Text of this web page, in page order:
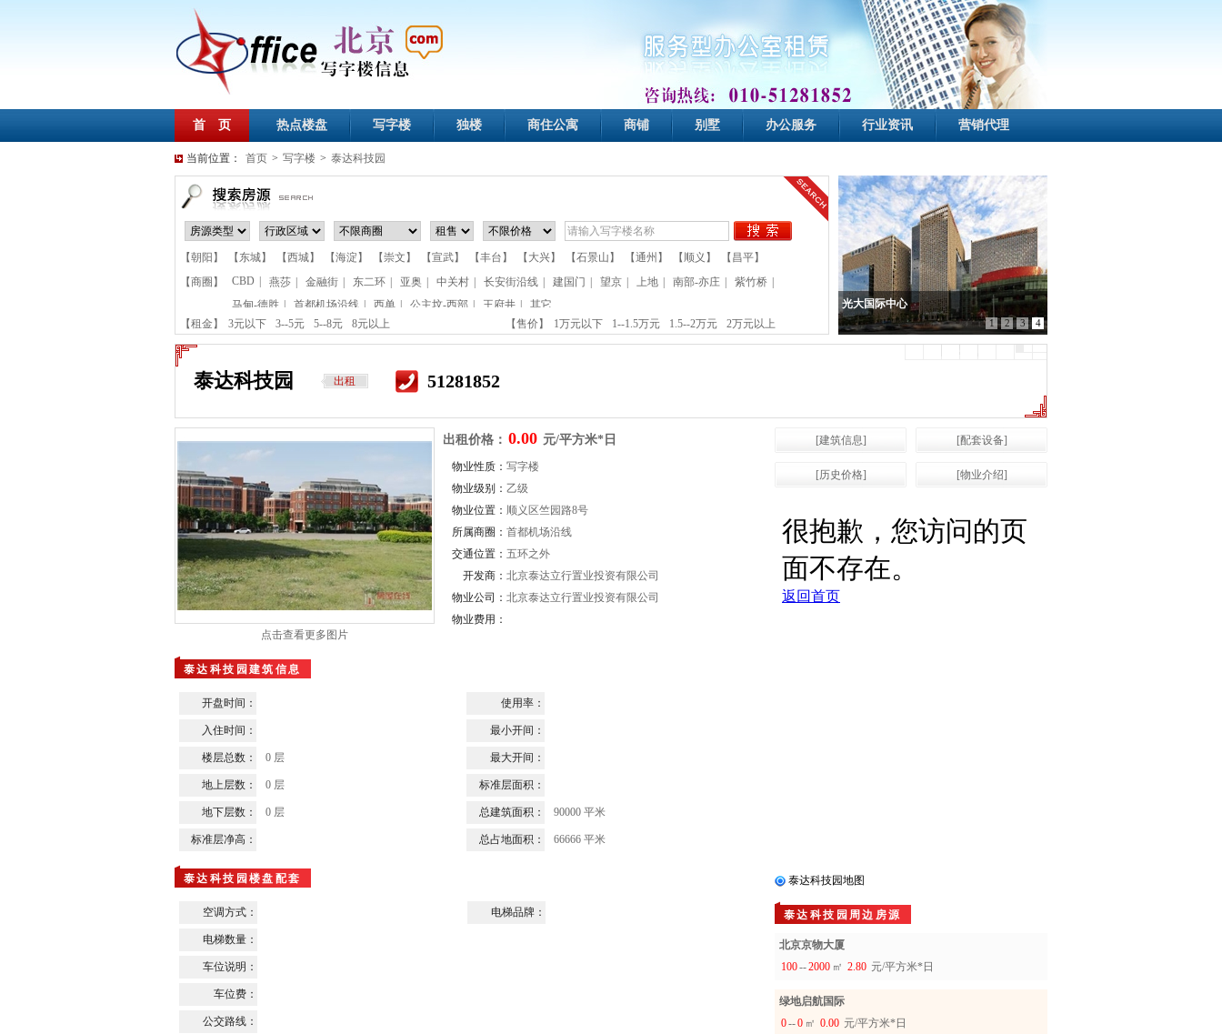
首 页 热点楼盘 写字楼 独楼 商住公寓 商铺 别墅 办公服务 行业资讯 营销代理
当前位置： 首页 > 写字楼 > 泰达科技园
【朝阳】 【东城】 【西城】 【海淀】 【崇文】 【宣武】 【丰台】 【大兴】 【石景山】 【通州】 【顺义】
【昌平】
【商圈】
CBD 燕莎 金融街 东二环 亚奥 中关村 长安街沿线 建国门 望京 上地 南部-亦庄 紫竹桥
马甸-德胜 | 首都机场沿线 | 西单 | 公主坟-西部 | 王府井 |
其它
【租金】
3元以下 3--5元 5--8元 8元以上 【售价】 1万元以下 1--1.5万元 1.5--2万元 2万元以上
光大国际中心
1 2 3 4
泰达科技园 出租 51281852
点击查看更多图片
出租价格： 0.00 元/平方米*日
物业性质： 写字楼
物业级别： 乙级
物业位置： 顺义区竺园路8号
所属商圈： 首都机场沿线
交通位置： 五环之外
开发商： 北京泰达立行置业投资有限公司
物业公司： 北京泰达立行置业投资有限公司
物业费用：
泰达科技园建筑信息
开盘时间： 使用率：
入住时间： 最小开间：
楼层总数： 0 层 最大开间：
地上层数： 0 层 标准层面积：
地下层数： 0 层 总建筑面积： 90000 平米
标准层净高： 总占地面积： 66666 平米
泰达科技园楼盘配套
空调方式： 电梯品牌：
电梯数量：
车位说明：
车位费：
公交路线：
[建筑信息] [配套设备]
[历史价格] [物业介绍]
泰达科技园地图
泰达科技园周边房源
北京京物大厦
100--2000 ㎡ 2.80 元/平方米*日
绿地启航国际
0--0 ㎡ 0.00 元/平方米*日